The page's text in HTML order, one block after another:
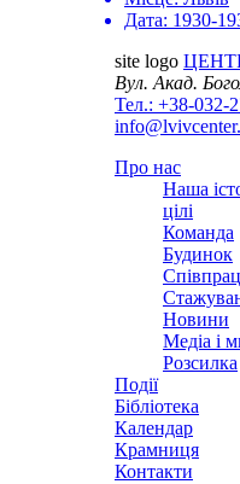
Дата: 1930-
site logo
Вул. Акад.
Тел.: +38-032-
Про нас
Наша
цілі
Команда
Будинок
Новини
Медіа і
Розсилка
Події
Бібліотека
Календар
Крамниця
Контакти